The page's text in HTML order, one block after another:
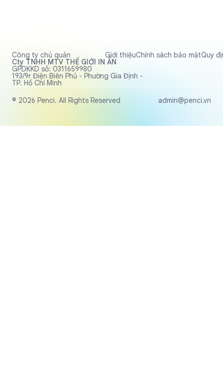
Công ty chủ quản
Cty TNHH MTV THẾ GIỚI IN ẤN
GPDKKD số: 0311659980
193/9r Điện Biên Phủ - Phường Gia Định -
TP. Hồ Chí Minh
Giới thiệuChính sách bảo mậtQuy
© 2026 Penci. All Rights Reserved admin@penci.vn